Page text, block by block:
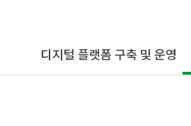
디지털 플랫폼 구축 및 운영